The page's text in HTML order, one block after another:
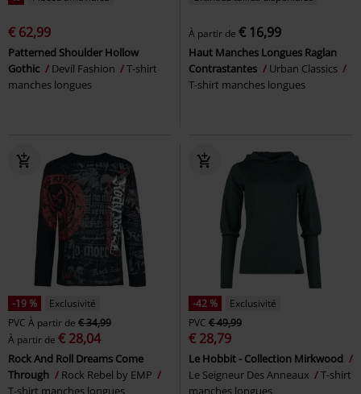
€ 62,99
Patterned Shoulder Hollow
Gothic
Devil Fashion
T-shirt
manches longues
À partir de € 16,99
Haut Manches Longues Raglan
Contrastantes
Urban Classics
T-shirt manches longues
-19 %
Exclusivité
PVC À partir de € 34,99
À partir de € 28,04
Rock And Roll Dreams Come
Through
Rock Rebel by EMP
T-shirt manches longues
-42 %
Exclusivité
PVC € 49,99
€ 28,79
Le Hobbit - Collection Mirkwood
Le Seigneur Des Anneaux
T-shirt
manches longues